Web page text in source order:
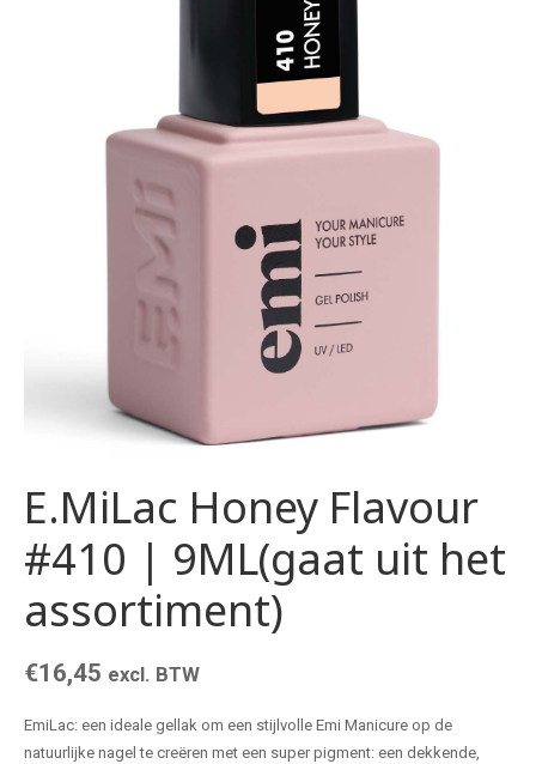
E.MiLac Honey Flavour
#410 | 9ML(gaat uit het
assortiment)
€16,45 excl. BTW
EmiLac: een ideale gellak om een stijlvolle Emi Manicure op de
natuurlijke nagel te creëren met een super pigment: een dekkende,